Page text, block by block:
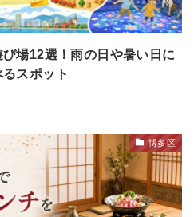
場12選！雨の日や暑い日に
スポット
博多区